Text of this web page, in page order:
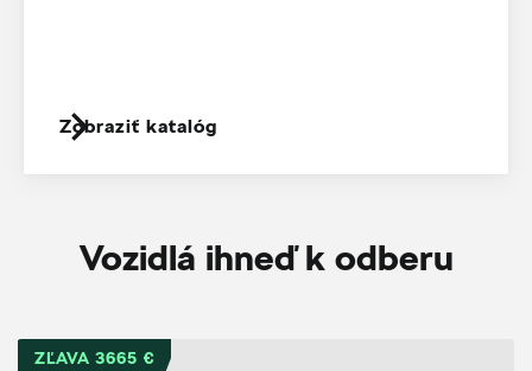
Zobraziť katalóg
Vozidlá ihneď k odberu
ZĽAVA 3665 €